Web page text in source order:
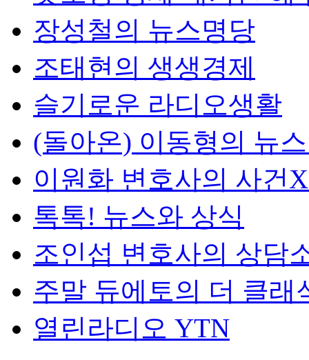
장성철의 뉴스명당
조태현의 생생경제
슬기로운 라디오생활
(돌아온) 이동형의 뉴
이원화 변호사의 사건
톡톡! 뉴스와 상식
조인섭 변호사의 상담
주말 듀에토의 더 클래
열린라디오 YTN